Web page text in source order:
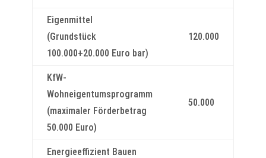
Eigenmittel
(Grundstück
100.000+20.000 Euro bar)
120.000
KfW-
Wohneigentumsprogramm
(maximaler Förderbetrag
50.000 Euro)
50.000
Energieeffizient Bauen